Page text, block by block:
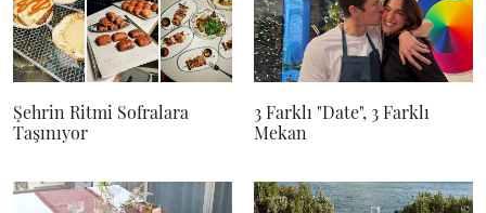
Şehrin Ritmi Sofralara
Taşınıyor
3 Farklı "Date", 3 Farklı
Mekan